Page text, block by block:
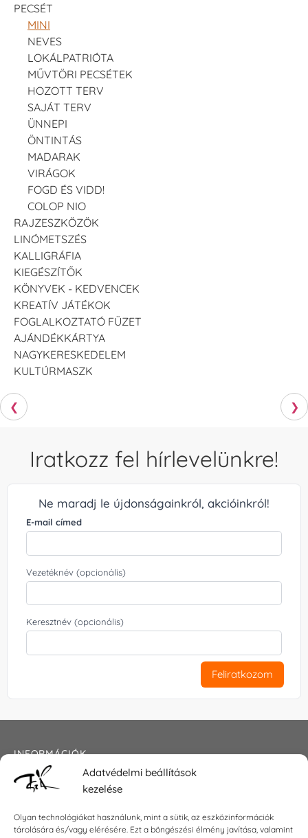
Adatvédelmi beállítások
kezelése
Olyan technológiákat használunk, mint a sütik, az eszközinformációk
tárolására és/vagy elérésére. Ezt a böngészési élmény javítása, valamint
PECSÉT
MINI
NEVES
LOKÁLPATRIÓTA
MŰVTÖRI PECSÉTEK
HOZOTT TERV
SAJÁT TERV
ÜNNEPI
ÖNTINTÁS
MADARAK
VIRÁGOK
FOGD ÉS VIDD!
COLOP NIO
RAJZESZKÖZÖK
LINÓMETSZÉS
KALLIGRÁFIA
KIEGÉSZÍTŐK
KÖNYVEK - KEDVENCEK
KREATÍV JÁTÉKOK
FOGLALKOZTATÓ FÜZET
AJÁNDÉKKÁRTYA
NAGYKERESKEDELEM
KULTÚRMASZK
❮ ❯
Iratkozz fel hírlevelünkre!
Ne maradj le újdonságainkról, akcióinkról!
E-mail címed
Vezetéknév (opcionális)
Keresztnév (opcionális)
Feliratkozom
INFORMÁCIÓK
Általános szerződési feltételek
Impresszum